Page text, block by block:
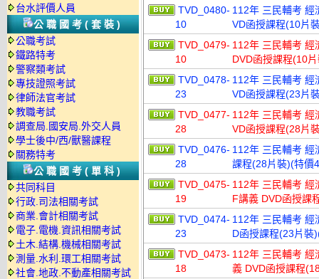
台水評價人員
公職國考(套裝)
公職考試
鐵路特考
警察類考試
專技證照考試
律師法官考試
教職考試
調查局.國安局.外交人員
學士後中/西/獸醫課程
關務特考
公職國考(單科)
共同科目
行政.司法相關考試
商業.會計相關考試
電子.電機.資訊相關考試
土木.結構.機械相關考試
測量.水利.環工相關考試
社會.地政.不動產相關考試
TVD_0480-
10
112年 三民輔考 經
VD函授課程(10片
TVD_0479-
10
112年 三民輔考 經
DVD函授課程(10
TVD_0478-
23
112年 三民輔考 經
VD函授課程(23片
TVD_0477-
28
112年 三民輔考 經
VD函授課程(28片
TVD_0476-
28
112年 三民輔考 經
課程(28片裝)(特價
TVD_0475-
19
112年 三民輔考 經
F講義 DVD函授課
TVD_0474-
23
112年 三民輔考 經
D函授課程(23片裝
TVD_0473-
18
112年 三民輔考 經
義 DVD函授課程